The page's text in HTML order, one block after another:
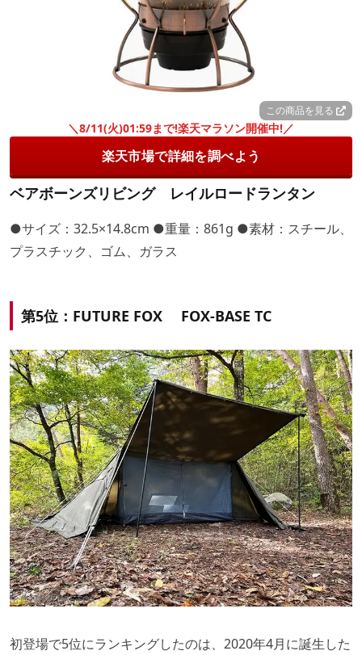
この商品を見る
＼8/11(火)01:59まで!楽天マラソン開催中!／
楽天市場で詳細を調べよう
ベアボーンズリビング レイルロードランタン
●サイズ：32.5×14.8cm ●重量：861g ●素材：スチール、
プラスチック、ゴム、ガラス
第5位：FUTURE FOX FOX-BASE TC
出典：FUTURE FOX
初登場で5位にランキングしたのは、2020年4月に誕生した